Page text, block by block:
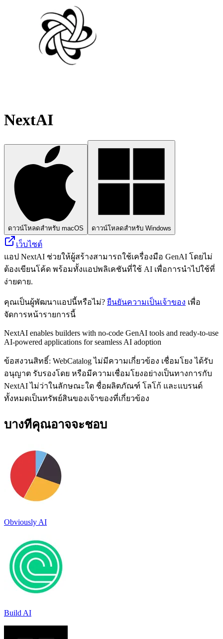
NextAI
ดาวน์โหลดสำหรับ macOS ดาวน์โหลดสำหรับ Windows
เว็บไซต์
แอป NextAI ช่วยให้ผู้สร้างสามารถใช้เครื่องมือ GenAI โดยไม่
ต้องเขียนโค้ด พร้อมทั้งแอปพลิเคชันที่ใช้ AI เพื่อการนำไปใช้ที่
ง่ายดาย.
คุณเป็นผู้พัฒนาแอปนี้หรือไม่? ยืนยันความเป็นเจ้าของ เพื่อ
จัดการหน้ารายการนี้
NextAI enables builders with no-code GenAI tools and ready-to-use
AI-powered applications for seamless AI adoption
ข้อสงวนสิทธิ์: WebCatalog ไม่มีความเกี่ยวข้อง เชื่อมโยง ได้รับ
อนุญาต รับรองโดย หรือมีความเชื่อมโยงอย่างเป็นทางการกับ
NextAI ไม่ว่าในลักษณะใด ชื่อผลิตภัณฑ์ โลโก้ และแบรนด์
ทั้งหมดเป็นทรัพย์สินของเจ้าของที่เกี่ยวข้อง
บางทีคุณอาจจะชอบ
Obviously AI
Build AI